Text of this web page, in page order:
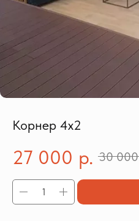
Корнер 4х2
27 000 р. 30 000